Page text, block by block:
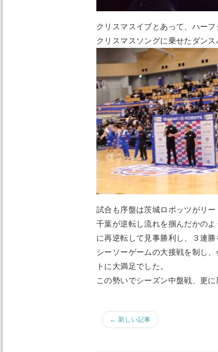
クリスマスイブとあって、ハー
クリスマスソングに乗せたダン
試合も序盤は茨城ロボッツがリ
千葉が逆転し流れを掴んだかの
に再逆転して見事勝利し、３連
シーソーゲームの大接戦を制し
トに大満足でした。
この勢いでシーズン中盤戦、更
← 新しい記事